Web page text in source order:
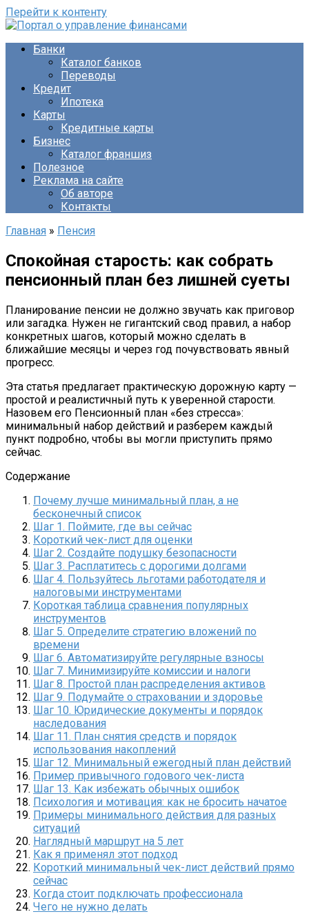
Перейти к контенту
Банки
Каталог банков
Переводы
Кредит
Ипотека
Карты
Кредитные карты
Бизнес
Каталог франшиз
Полезное
Реклама на сайте
Об авторе
Контакты
Главная » Пенсия
Спокойная старость: как собрать
пенсионный план без лишней суеты
Планирование пенсии не должно звучать как приговор
или загадка. Нужен не гигантский свод правил, а набор
конкретных шагов, который можно сделать в
ближайшие месяцы и через год почувствовать явный
прогресс.
Эта статья предлагает практическую дорожную карту —
простой и реалистичный путь к уверенной старости.
Назовем его Пенсионный план «без стресса»:
минимальный набор действий и разберем каждый
пункт подробно, чтобы вы могли приступить прямо
сейчас.
Содержание
Почему лучше минимальный план, а не
бесконечный список
Шаг 1. Поймите, где вы сейчас
Короткий чек-лист для оценки
Шаг 2. Создайте подушку безопасности
Шаг 3. Расплатитесь с дорогими долгами
Шаг 4. Пользуйтесь льготами работодателя и
налоговыми инструментами
Короткая таблица сравнения популярных
инструментов
Шаг 5. Определите стратегию вложений по
времени
Шаг 6. Автоматизируйте регулярные взносы
Шаг 7. Минимизируйте комиссии и налоги
Шаг 8. Простой план распределения активов
Шаг 9. Подумайте о страховании и здоровье
Шаг 10. Юридические документы и порядок
наследования
Шаг 11. План снятия средств и порядок
использования накоплений
Шаг 12. Минимальный ежегодный план действий
Пример привычного годового чек-листа
Шаг 13. Как избежать обычных ошибок
Психология и мотивация: как не бросить начатое
Примеры минимального действия для разных
ситуаций
Наглядный маршрут на 5 лет
Как я применял этот подход
Короткий минимальный чек-лист действий прямо
сейчас
Когда стоит подключать профессионала
Чего не нужно делать